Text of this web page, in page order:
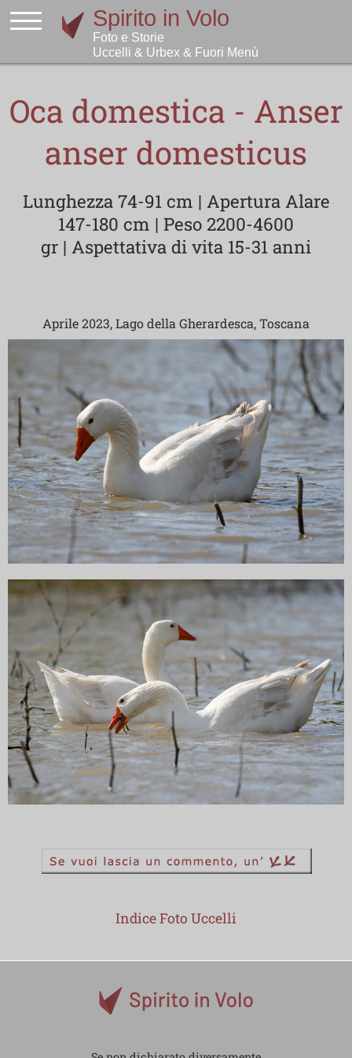
Oca domestica - Anser
anser domesticus
Lunghezza 74-91 cm | Apertura Alare
147-180 cm | Peso 2200-4600
gr | Aspettativa di vita 15-31 anni
Aprile 2023, Lago della Gherardesca, Toscana
Indice Foto Uccelli